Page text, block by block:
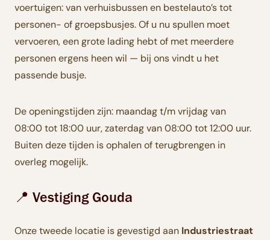
voertuigen: van verhuisbussen en bestelauto’s tot
personen- of groepsbusjes. Of u nu spullen moet
vervoeren, een grote lading hebt of met meerdere
personen ergens heen wil — bij ons vindt u het
passende busje.
De openingstijden zijn: maandag t/m vrijdag van
08:00 tot 18:00 uur, zaterdag van 08:00 tot 12:00 uur.
Buiten deze tijden is ophalen of terugbrengen in
overleg mogelijk.
📍 Vestiging Gouda
Onze tweede locatie is gevestigd aan Industriestraat